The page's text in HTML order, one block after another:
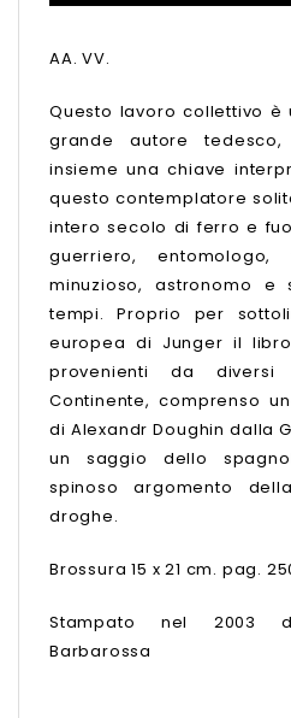
AA. VV.
Questo lavoro collettivo è
grande autore
insieme una chiave
questo contemplatore
intero secolo di ferro e
guerriero, entomologo,
minuzioso, astronomo e
tempi. Proprio per
europea di Junger il
provenienti da
Continente, comprenso
di Alexandr Doughin dalla
un saggio dello
spinoso argomento
droghe.
Brossura 15 x 21 cm. pag.
Stampato nel 2003
Barbarossa